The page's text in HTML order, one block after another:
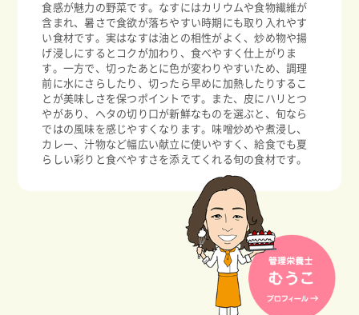
食感が魅力の野菜です。なすにはカリウムや食物繊維が
含まれ、暑さで食欲が落ちやすい時期にも取り入れやす
い食材です。実はなすは油との相性がよく、炒め物や揚
げ浸しにするとコクが加わり、食べやすく仕上がりま
す。一方で、切ったあとに色が変わりやすいため、調理
前に水にさらしたり、切ったら早めに加熱したりするこ
とが美味しさを保つポイントです。また、皮にハリとつ
やがあり、ヘタの切り口が新鮮なものを選ぶと、旬なら
ではの風味を感じやすくなります。味噌炒めや煮浸し、
カレー、汁物など幅広い献立に使いやすく、給食でも夏
らしい彩りと食べやすさを添えてくれる旬の食材です。